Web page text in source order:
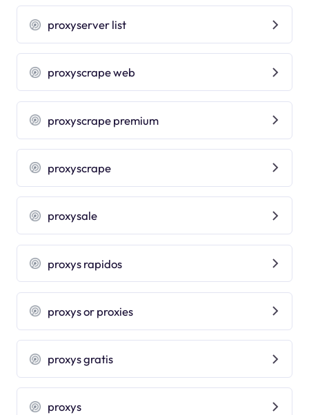
proxyserver list
proxyscrape web
proxyscrape premium
proxyscrape
proxysale
proxys rapidos
proxys or proxies
proxys gratis
proxys